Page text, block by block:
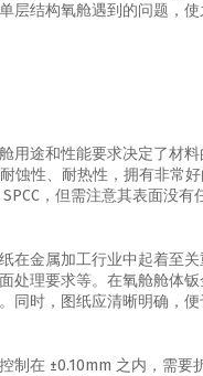
层结构氧舱遇到的问题，
用途和性能要求决定了材
蚀性、耐热性，拥有非常
，但需注意其表面没
在金属加工行业中起着至
处理要求等。在氧舱舱体
同时，图纸应清晰明确，
制在 ±0.10mm 之内，需